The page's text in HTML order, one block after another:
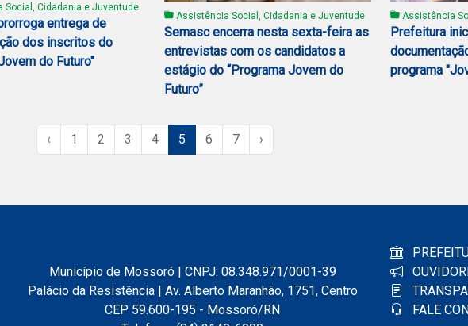
Social, Cidadania e Juventude
entrega de
dos inscritos do
do Futuro"
Assistência Social, Cidadania e Juventude
Semasc encerra nesta sexta-feira as
entrevistas com os candidatos a
estágio do “Programa Jovem do
Futuro”
Assistência
Prefeitura
programa
‹ 1 2 3 4 5 6 7 ›
Município de Mossoró | CNPJ: 08.348.971/0001-39
Palácio da Resistência | Av. Alberto Maranhão, 1751, Centro
CEP 59.600-195 - Mossoró/RN
FALE